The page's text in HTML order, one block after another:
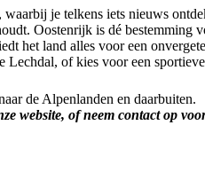
je telkens iets nieuws
Oostenrijk is dé bestemming
het land alles voor een
Lechdal, of kies voor een
de Alpenlanden en daarbuiten.
website, of neem contact op